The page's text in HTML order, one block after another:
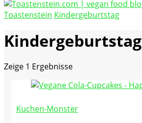
Toastenstein.com
Toastenstein Kindergeburtstag
Kindergeburtstag
Zeige 1 Ergebnisse
Kuchen-Monster